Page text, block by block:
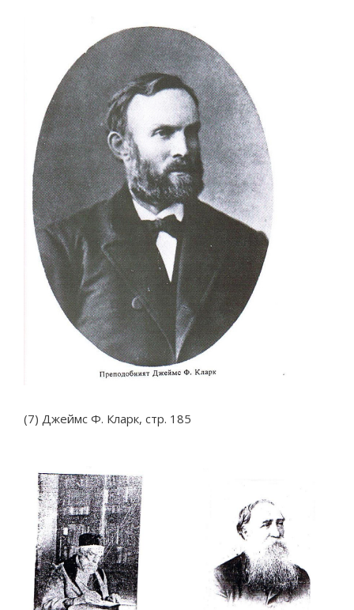
(7) Джеймс Ф. Кларк, стр. 185